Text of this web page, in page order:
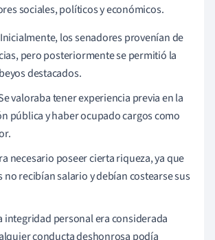
sociales, políticos y económicos.
Inicialmente, los senadores provenían de
pero posteriormente se permitió la
destacados.
valoraba tener experiencia previa en la
pública y haber ocupado cargos como
necesario poseer cierta riqueza, ya que
no recibían salario y debían costearse sus
integridad personal era considerada
conducta deshonrosa podía